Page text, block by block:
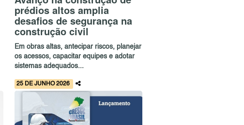
prédios altos amplia
desafios de segurança na
construção civil
Em obras altas, antecipar riscos, planejar
os acessos, capacitar equipes e adotar
sistemas adequados...
25 DE JUNHO 2026